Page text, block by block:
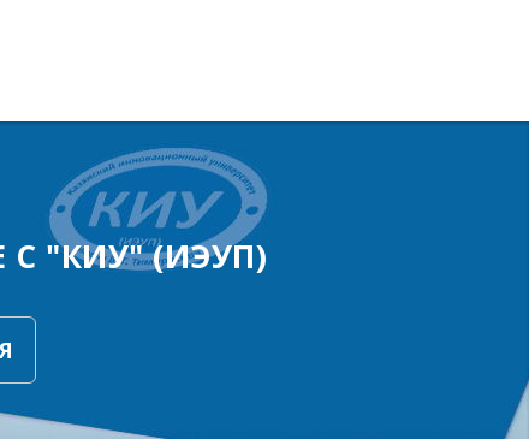
"КИУ" (ИЭУП)